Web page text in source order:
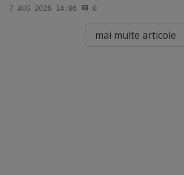
7 AUG 2026 14:06 0
mai multe articole